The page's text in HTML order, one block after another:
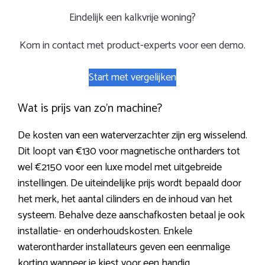
Eindelijk een kalkvrije woning?
Kom in contact met product-experts voor een demo.
Start met vergelijken
Wat is prijs van zo’n machine?
De kosten van een waterverzachter zijn erg wisselend.
Dit loopt van €130 voor magnetische ontharders tot
wel €2150 voor een luxe model met uitgebreide
instellingen. De uiteindelijke prijs wordt bepaald door
het merk, het aantal cilinders en de inhoud van het
systeem. Behalve deze aanschafkosten betaal je ook
installatie- en onderhoudskosten. Enkele
waterontharder installateurs geven een eenmalige